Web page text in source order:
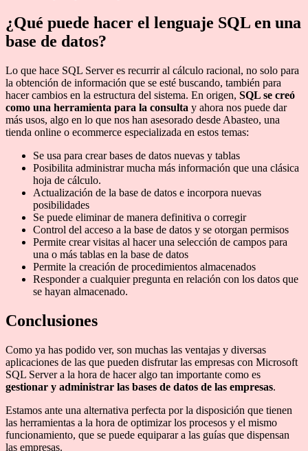
¿Qué puede hacer el lenguaje SQL en una
base de datos?
Lo que hace SQL Server es recurrir al cálculo racional, no solo para
la obtención de información que se esté buscando, también para
hacer cambios en la estructura del sistema. En origen, SQL se creó
como una herramienta para la consulta y ahora nos puede dar
más usos, algo en lo que nos han asesorado desde Abasteo, una
tienda online o ecommerce especializada en estos temas:
Se usa para crear bases de datos nuevas y tablas
Posibilita administrar mucha más información que una clásica
hoja de cálculo.
Actualización de la base de datos e incorpora nuevas
posibilidades
Se puede eliminar de manera definitiva o corregir
Control del acceso a la base de datos y se otorgan permisos
Permite crear visitas al hacer una selección de campos para
una o más tablas en la base de datos
Permite la creación de procedimientos almacenados
Responder a cualquier pregunta en relación con los datos que
se hayan almacenado.
Conclusiones
Como ya has podido ver, son muchas las ventajas y diversas
aplicaciones de las que pueden disfrutar las empresas con Microsoft
SQL Server a la hora de hacer algo tan importante como es
gestionar y administrar las bases de datos de las empresas.
Estamos ante una alternativa perfecta por la disposición que tienen
las herramientas a la hora de optimizar los procesos y el mismo
funcionamiento, que se puede equiparar a las guías que dispensan
las empresas.